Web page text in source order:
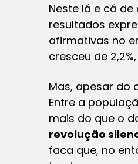
Neste lá e cá
resultados
afirmativas no
cresceu de
Mas, apesar do
Entre a
mais do que o
revolução
faca que, no